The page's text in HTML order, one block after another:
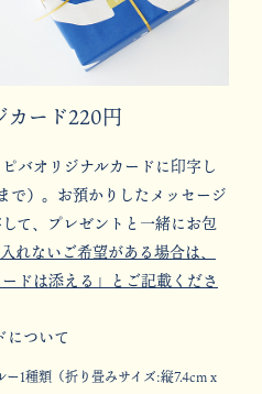
カード220円
バオリジナルカードに印字し
で）。お預かりしたメッセージ
て、プレゼントと一緒にお包
れないご希望がある場合は、
ドは添える」とご記載くださ
について
1種類（折り畳みサイズ:縦7.4cmｘ